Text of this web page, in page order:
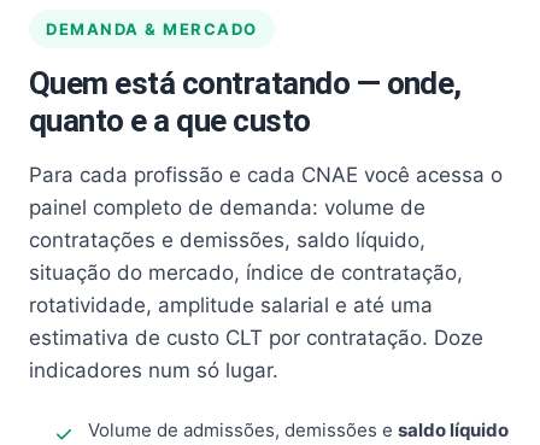
DEMANDA & MERCADO
Quem está contratando — onde,
quanto e a que custo
Para cada profissão e cada CNAE você acessa o
painel completo de demanda: volume de
contratações e demissões, saldo líquido,
situação do mercado, índice de contratação,
rotatividade, amplitude salarial e até uma
estimativa de custo CLT por contratação. Doze
indicadores num só lugar.
Volume de admissões, demissões e saldo líquido